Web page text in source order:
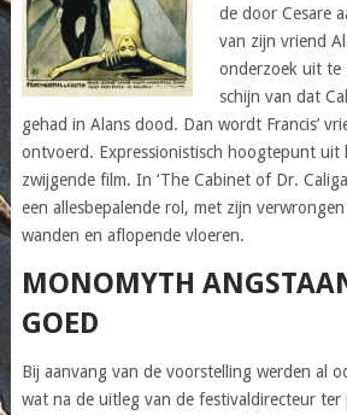
de door Cesare
van zijn vriend
onderzoek uit te
schijn van dat
gehad in Alans dood. Dan wordt Francis’
ontvoerd. Expressionistisch hoogtepunt uit
zwijgende film. In ‘The Cabinet of Dr.
een allesbepalende rol, met zijn
wanden en aflopende vloeren.
MONOMYTH
GOED
Bij aanvang van de voorstelling werden al
wat na de uitleg van de festivaldirecteur ter